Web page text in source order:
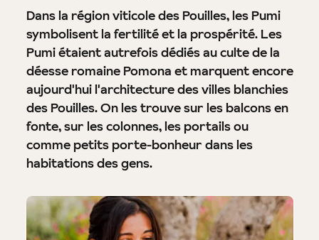
Dans la région viticole des Pouilles, les Pumi
symbolisent la fertilité et la prospérité. Les
Pumi étaient autrefois dédiés au culte de la
déesse romaine Pomona et marquent encore
aujourd'hui l'architecture des villes blanchies
des Pouilles. On les trouve sur les balcons en
fonte, sur les colonnes, les portails ou
comme petits porte-bonheur dans les
habitations des gens.